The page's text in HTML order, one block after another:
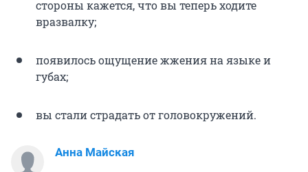
стороны кажется, что вы теперь ходите
вразвалку;
появилось ощущение жжения на языке и
губах;
вы стали страдать от головокружений.
Анна Майская